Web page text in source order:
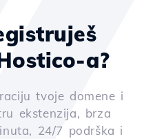
a?
tvoje domene i
ekstenzija, brza
24/7 podrška i